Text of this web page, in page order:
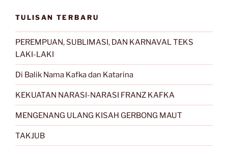
TULISAN TERBARU
PEREMPUAN, SUBLIMASI, DAN KARNAVAL TEKS
LAKI-LAKI
Di Balik Nama Kafka dan Katarina
KEKUATAN NARASI-NARASI FRANZ KAFKA
MENGENANG ULANG KISAH GERBONG MAUT
TAKJUB